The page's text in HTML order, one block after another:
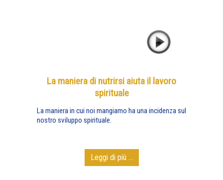
La maniera di nutrirsi aiuta il lavoro
spirituale
La maniera in cui noi mangiamo ha una incidenza sul
nostro sviluppo spirituale.
Leggi di più ...